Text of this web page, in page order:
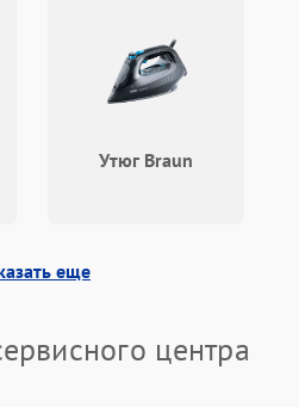
Утюг Braun
еще
центра